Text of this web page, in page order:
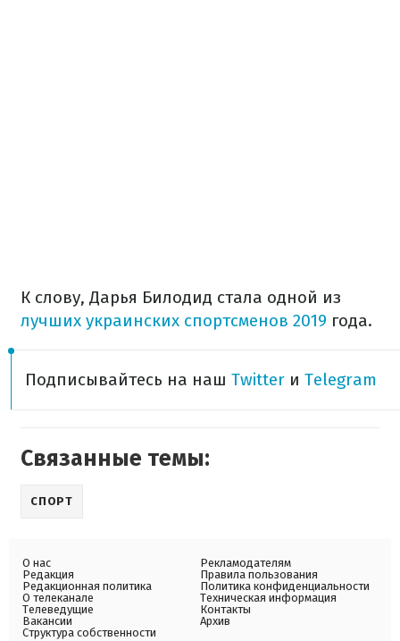
К слову, Дарья Билодид стала одной из
лучших украинских спортсменов 2019 года.
Подписывайтесь на наш Twitter и Telegram
Связанные темы:
СПОРТ
О нас
Редакция
Редакционная политика
О телеканале
Телеведущие
Вакансии
Структура собственности
Рекламодателям
Правила пользования
Политика конфиденциальности
Техническая информация
Контакты
Архив